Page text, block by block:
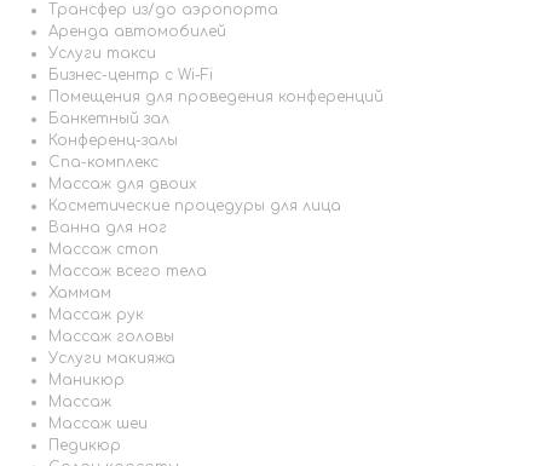
Трансфер из/до аэропорта
Аренда автомобилей
Услуги такси
Бизнес-центр с Wi-Fi
Помещения для проведения конференций
Банкетный зал
Конференц-залы
Спа-комплекс
Массаж для двоих
Косметические процедуры для лица
Ванна для ног
Массаж стоп
Массаж всего тела
Хаммам
Массаж рук
Массаж головы
Услуги макияжа
Маникюр
Массаж
Массаж шеи
Педикюр